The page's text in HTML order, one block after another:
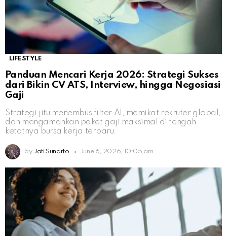
LIFESTYLE
Panduan Mencari Kerja 2026: Strategi Sukses
dari Bikin CV ATS, Interview, hingga Negosiasi
Gaji
Strategi jitu menembus filter AI, memikat rekruter global,
dan mengamankan paket gaji maksimal di tengah
ketatnya bursa kerja terbaru.
by Jati Sunarto June 6, 2026, 10:05 am